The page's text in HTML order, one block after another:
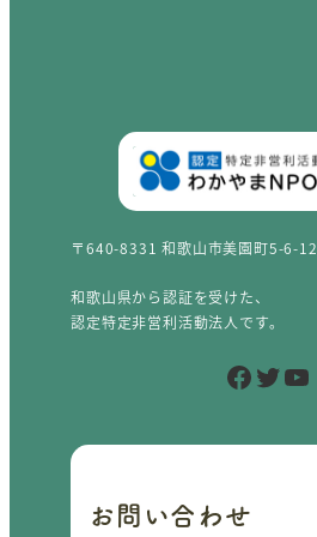
〒640-8331 和歌山市美園町5-6-12
和歌山県から認証を受けた、
認定特定非営利活動法人です。
Facebook Twitter YouTube
お問い合わせ